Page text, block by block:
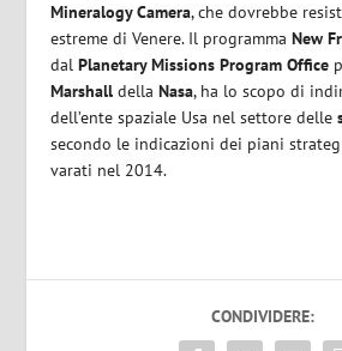
Mineralogy Camera, che dovrebbe
estreme di Venere. Il programmaNew
dalPlanetary Missions Program Office
Marshall dellaNasa, ha lo scopo di
dell’ente spaziale Usa nel settore delle
secondo le indicazioni dei piani
varati nel 2014.
CONDIVIDERE: